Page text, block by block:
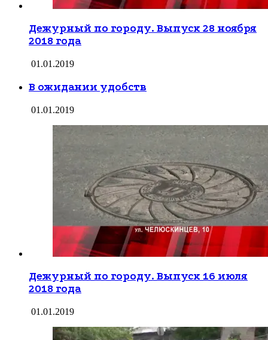
Дежурный по городу. Выпуск 28 ноября
2018 года
01.01.2019
В ожидании удобств
01.01.2019
Дежурный по городу. Выпуск 16 июля
2018 года
01.01.2019